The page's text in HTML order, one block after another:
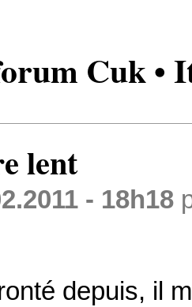
Cuk •
lent
- 18h18
depuis, il